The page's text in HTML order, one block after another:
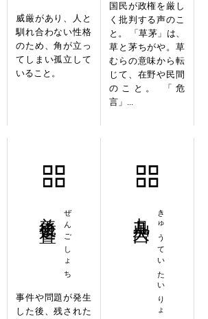
威厳があり、人と
馴れ合わない性格
のため、角が立っ
てしまい孤立して
いること。
国民が政権を厳し
く批判する声のこ
と。 「草茅」は、
草と茅ちがや。草
むらの意味から転
じて、在野や民間
のこと。 「危
言」...
ぜんごしょち
事件や問題が発生
した後、残された
きゅうていたいりょ